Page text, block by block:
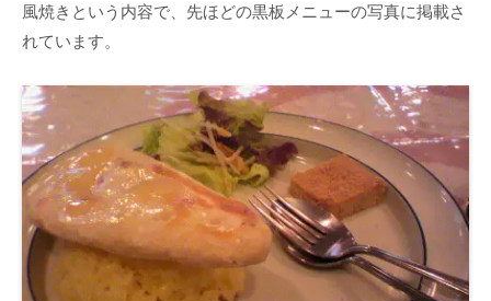
風焼きという内容で、先ほどの黒板メニューの写真に掲載さ
れています。